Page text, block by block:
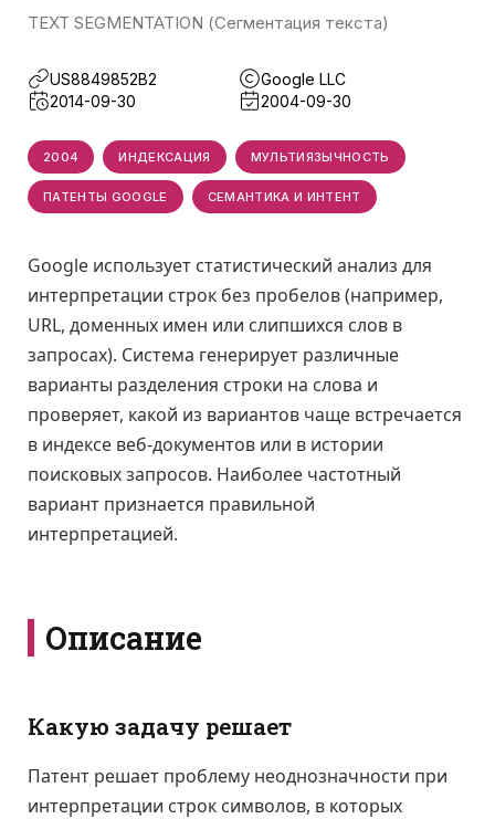
TEXT SEGMENTATION (Сегментация текста)
US8849852B2
Google LLC
2014-09-30
2004-09-30
2004 ИНДЕКСАЦИЯ МУЛЬТИЯЗЫЧНОСТЬ
ПАТЕНТЫ GOOGLE СЕМАНТИКА И ИНТЕНТ
Google использует статистический анализ для
интерпретации строк без пробелов (например,
URL, доменных имен или слипшихся слов в
запросах). Система генерирует различные
варианты разделения строки на слова и
проверяет, какой из вариантов чаще встречается
в индексе веб-документов или в истории
поисковых запросов. Наиболее частотный
вариант признается правильной
интерпретацией.
Описание
Какую задачу решает
Патент решает проблему неоднозначности при
интерпретации строк символов, в которых